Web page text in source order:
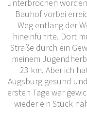
unterbrochen
Bauhof vorbei
Weg entlang der
hineinführte. Dort
Straße durch ein
meinem
23 km. Aber ich
Augsburg gesund
ersten Tage war
wieder ein Stück